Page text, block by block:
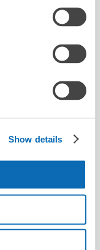
Show details
8/15 六